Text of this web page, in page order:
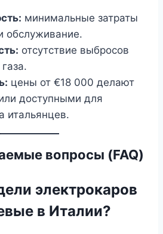
минимальные затраты
обслуживание.
отсутствие выбросов
цены от €18 000 делают
доступными для
итальянцев.
вопросы (FAQ)
электрокаров
в Италии?